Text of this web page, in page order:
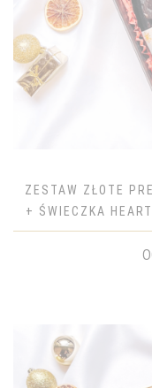
ZESTAW ZŁOTE
+ ŚWIECZKA